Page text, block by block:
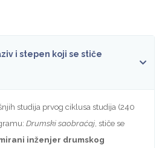
i stepen koji se stiče
studija prvog ciklusa studija (240
Drumski saobraćaj , stiče se
inženjer drumskog